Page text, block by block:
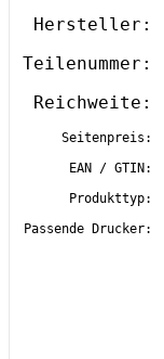
Hersteller:
Teilenummer:
Reichweite:
Seitenpreis:
EAN / GTIN:
Produkttyp:
Passende Drucker: